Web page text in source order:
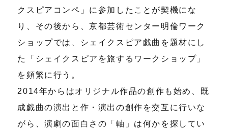
クスピアコンペ」に参加したことが契機にな
り、その後から、京都芸術センター明倫ワーク
ショップでは、シェイクスピア戯曲を題材にし
た「シェイクスピアを旅するワークショップ」
を頻繁に行う。
2014年からはオリジナル作品の創作も始め、既
成戯曲の演出と作・演出の創作を交互に行いな
がら、演劇の面白さの「軸」は何かを探してい